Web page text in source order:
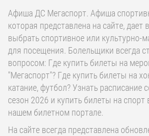
Афиша ДС Мегаспорт. Афиша
которая представлена на сайте,
выбрать спортивное или культурно-
для посещения. Болельщики всегда
вопросом: Где купить билеты на
"Мегаспорт"? Где купить билеты на
катание, футбол? Узнать расписание
сезон 2026 и купить билеты на
нашем билетном портале.
На сайте всегда представлена